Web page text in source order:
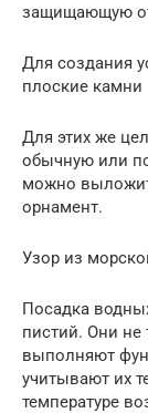
защищающую
Для создания
плоские камни
Для этих же
обычную или
можно
орнамент.
Узор из
Посадка
пистий. Они не
выполняют
учитывают их
температуре